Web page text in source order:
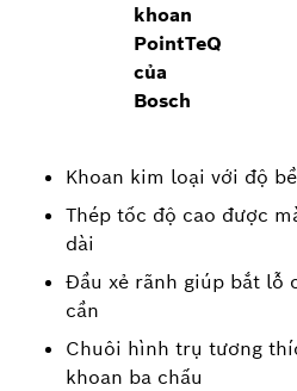
khoan
PointTeQ
của
Bosch
Khoan kim loại với độ
Thép tốc độ cao được
dài
Đầu xẻ rãnh giúp bắt lỗ
cần
Chuôi hình trụ tương
khoan ba chấu